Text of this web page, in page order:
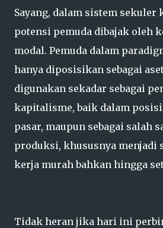
Sayang, dalam sistem sekuler
potensi pemuda dibajak oleh
modal. Pemuda dalam
hanya diposisikan sebagai
digunakan sekadar sebagai
kapitalisme, baik dalam
pasar, maupun sebagai salah
produksi, khususnya menjadi
kerja murah bahkan hingga
Tidak heran jika hari ini